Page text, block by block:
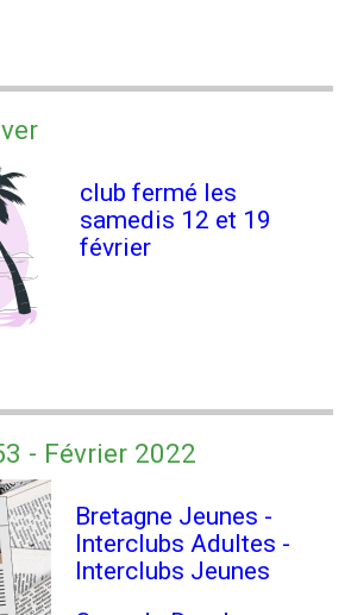
club fermé les
samedis 12 et 19
février
- Février 2022
Bretagne Jeunes -
Interclubs Adultes -
Interclubs Jeunes